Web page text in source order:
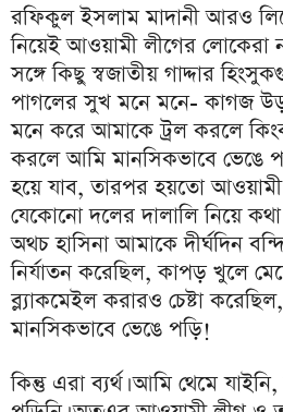
রফিকুল ইসলাম মাদানী আরও
নিয়েই আওয়ামী লীগের লোকেরা
সঙ্গে কিছু স্বজাতীয় গাদ্দার
পাগলের সুখ মনে মনে- কাগজ
মনে করে আমাকে ট্রল করলে
করলে আমি মানসিকভাবে ভেঙে
হয়ে যাব, তারপর হয়তো আওয়ামী
যেকোনো দলের দালালি নিয়ে কথা
অথচ হাসিনা আমাকে দীর্ঘদিন
নির্যাতন করেছিল, কাপড় খুলে
ব্ল্যাকমেইল করারও চেষ্টা
মানসিকভাবে ভেঙে পড়ি!
কিন্তু এরা ব্যর্থ। আমি থেমে